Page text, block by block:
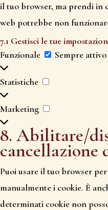
il tuo browser, ma prendi in
web potrebbe non
7.1 Gestisci le tue
Funzionale
Funzionale
Sempre attivo
Statistiche
Marketing
8. Abilitare/
cancellazione
Puoi usare il tuo browser
manualmente i cookie. È
determinati cookie non